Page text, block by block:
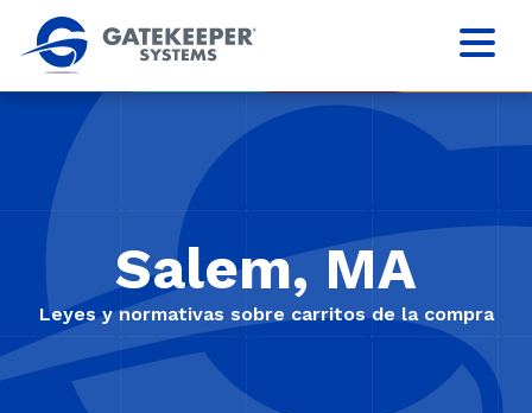
Salem, MA
Leyes y normativas sobre carritos de la compra